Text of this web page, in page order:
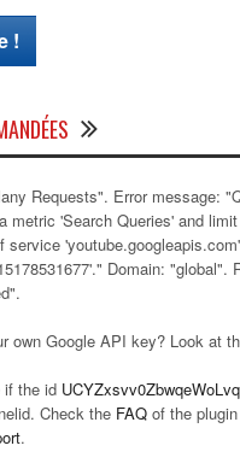
Requests". Error message:
metric 'Search Queries' and
service
Domain: "global".
own Google API key? Look at
if the id
Check the FAQ of the
.